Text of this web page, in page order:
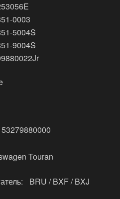
0003
5004S
9004S
Touran
BRU / BXF / BXJ